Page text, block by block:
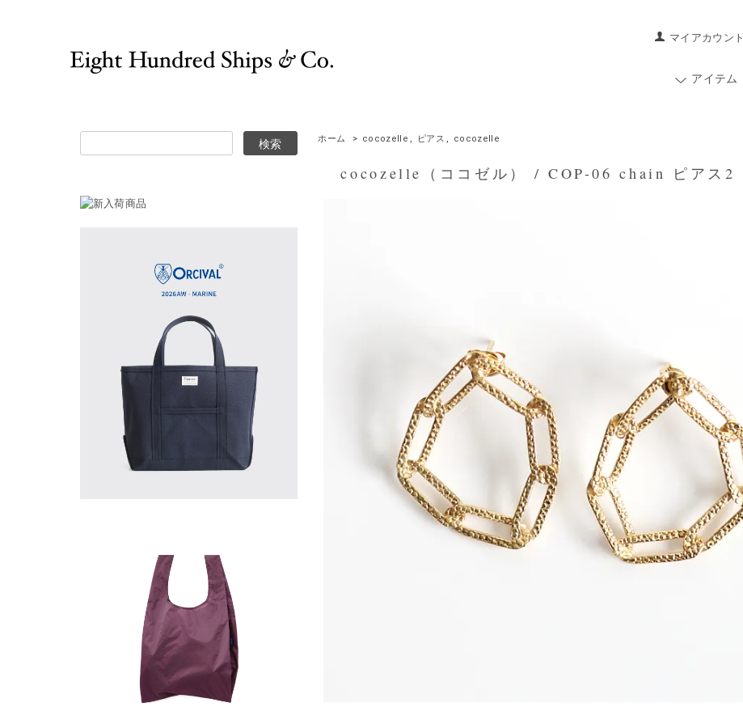
マイアカウント
アイテム
ホーム > cocozelle , ピアス , cocozelle
cocozelle（ココゼル） / COP-06 chain ピアス2